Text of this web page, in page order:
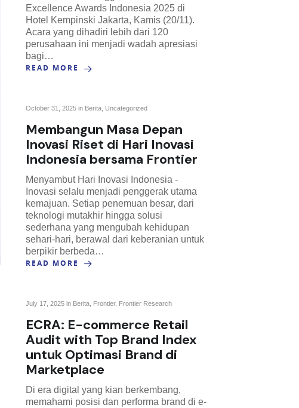
Excellence Awards Indonesia 2025 di
Hotel Kempinski Jakarta, Kamis (20/11).
Acara yang dihadiri lebih dari 120
perusahaan ini menjadi wadah apresiasi
bagi…
READ MORE
October 31, 2025 in Berita Uncategorized
Membangun Masa Depan
Inovasi Riset di Hari Inovasi
Indonesia bersama Frontier
Menyambut Hari Inovasi Indonesia -
Inovasi selalu menjadi penggerak utama
kemajuan. Setiap penemuan besar, dari
teknologi mutakhir hingga solusi
sederhana yang mengubah kehidupan
sehari-hari, berawal dari keberanian untuk
berpikir berbeda…
READ MORE
July 17, 2025 in Berita Frontier, Frontier Research
ECRA: E-commerce Retail
Audit with Top Brand Index
untuk Optimasi Brand di
Marketplace
Di era digital yang kian berkembang,
memahami posisi dan performa brand di e-